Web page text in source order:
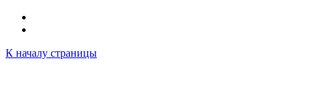
К началу страницы